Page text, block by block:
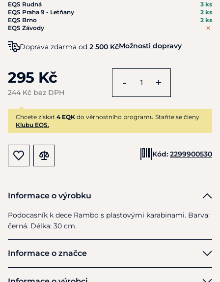
EQS Rudná
3 ks
EQS Praha 9 - Letňany
2 ks
EQS Brno
2 ks
EQS Závody
Doprava zdarma od 2 500 KčMožnosti dopravy
295 Kč
244 Kč bez DPH
- +
Chcete získat 4 EQK do věrnostního programu Staňte se členy
Klubu EQS.
Kód: 2299900530
Informace o výrobku
Podocasník k dece Rambo s plastovými karabinami. Barva:
černá. Délka: 30 cm.
Informace o značce
Horseware